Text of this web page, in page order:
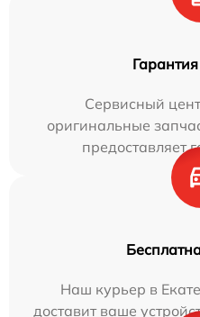
Сервисный
оригинальные
предоставляет
Наш курьер в
доставит ваше